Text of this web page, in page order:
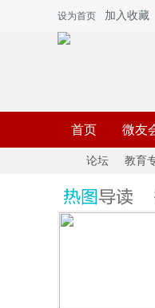
设为首页 加入收藏
首页 微友
《»
论坛 教育